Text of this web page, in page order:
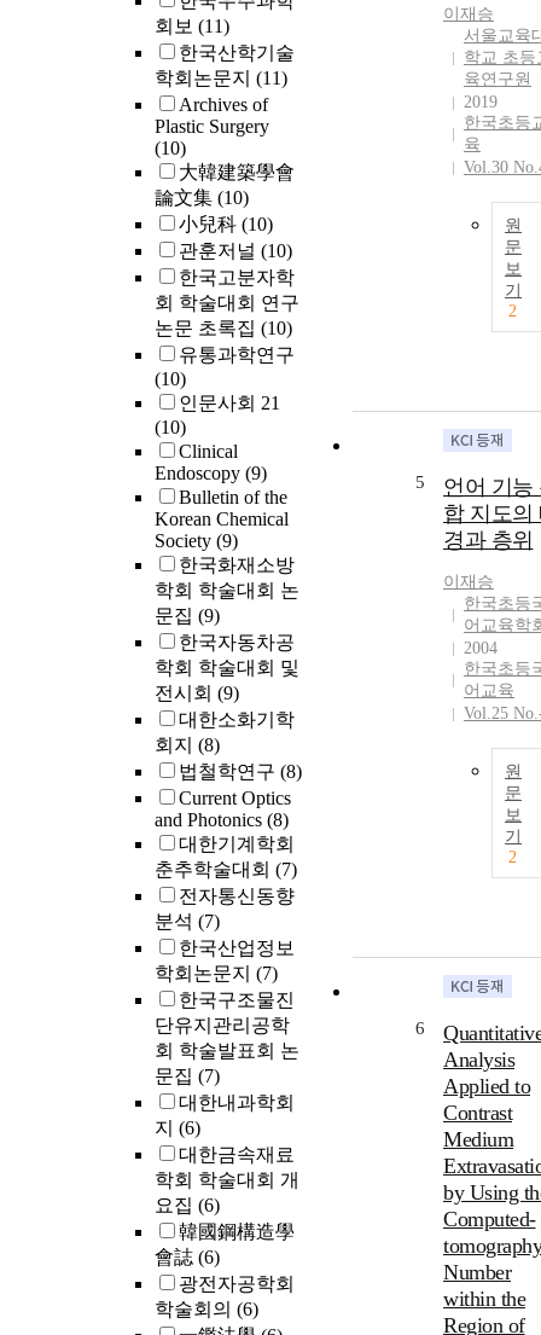
회보 (11)
한국산학기술
학회논문지 (11)
Archives of
Plastic Surgery
(10)
大韓建築學會
論文集 (10)
小兒科 (10)
관훈저널 (10)
한국고분자학
회 학술대회 연구
논문 초록집 (10)
유통과학연구
(10)
인문사회 21
(10)
Clinical
Endoscopy (9)
Bulletin of the
Korean Chemical
Society (9)
한국화재소방
학회 학술대회 논
문집 (9)
한국자동차공
학회 학술대회 및
전시회 (9)
대한소화기학
회지 (8)
법철학연구 (8)
Current Optics
and Photonics (8)
대한기계학회
춘추학술대회 (7)
전자통신동향
분석 (7)
한국산업정보
학회논문지 (7)
한국구조물진
단유지관리공학
회 학술발표회 논
문집 (7)
대한내과학회
지 (6)
대한금속재료
학회 학술대회 개
요집 (6)
韓國鋼構造學
會誌 (6)
광전자공학회
학술회의 (6)
distribution
calculated by
using the
treatment
planning
(TPS) and the
actualdose
distribution of
RGR. The pass
rate clearly
inversely to
gating width
chosen. When
mm or less,
rates of 85%
wereachieved
the 30 - 70%
respiratory
90% and
were achieved
forthe 40 -
respiratory
However, a
respiratory
fluctuation
rangeof pass
failed to prove
reliable in
evaluating the
accuracy of
outcomes of
radiotherapy
only by
establishing a
novel QA
usingthe
respiration-
simulating
phantom, the
gamma-index
analysis, and a
quantitative
analysis
weighted
(DWIs) from
focal hepatic
disease
patients(liver
metastasis: 20
patients, and
a 1.5 T MR
systemand
varying the b-
value from 0
through 200.
of50, the
the lesions
showed high
signal-to-noise
ratios (SNRs;
SNRliver
229.83 ±
SNRliver
241.66 ±
high contrast-
noise ratios
(CNRs;
meta. =39.66 ±
hema. =
12.97) and low
signal
of the apparent
0.29, ADCliver
hema. = 2.55 ×
focal hepatic
lesions were
clearly
with DW
and ADC maps
l. Thus, we
present an
optimized b-
(b = 50) for the
of focal
hepaticlesions.
이재승
서울교육
학교 초등
육연구원
2019
한국초등
육
Vol.30
원
문
보
기
2
5
언어 기능
합 지도의
경과 층위
이재승
한국초등
어교육학
2004
한국초등
어교육
Vol.25
원
문
보
기
2
6
Analysis
Applied to
Contrast
Medium
by Using
Computed-
tomography
Number
within the
Region of